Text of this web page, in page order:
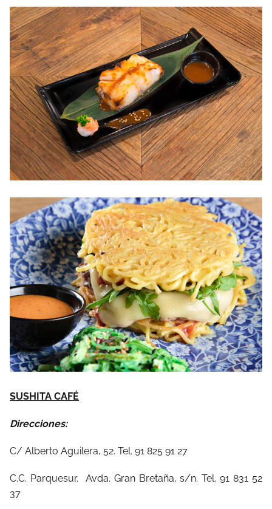
SUSHITA CAFÉ
Direcciones:
C/ Alberto Aguilera, 52. Tel. 91 825 91 27
C.C. Parquesur. Avda. Gran Bretaña, s/n. Tel. 91 831 52
37